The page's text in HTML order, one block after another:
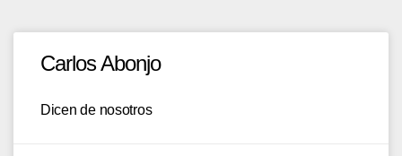
Carlos Abonjo
Dicen de nosotros